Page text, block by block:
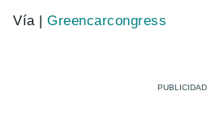
Vía |Greencarcongress